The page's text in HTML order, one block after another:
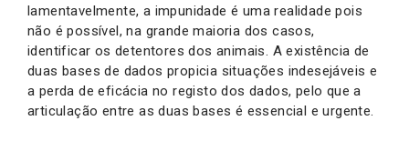
lamentavelmente, a impunidade é uma realidade pois
não é possível, na grande maioria dos casos,
identificar os detentores dos animais. A existência de
duas bases de dados propicia situações indesejáveis e
a perda de eficácia no registo dos dados, pelo que a
articulação entre as duas bases é essencial e urgente.